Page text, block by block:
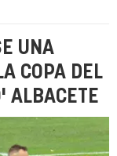
UNA
COPA DEL
ALBACETE